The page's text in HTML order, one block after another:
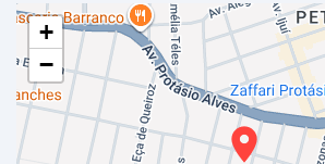
+
−